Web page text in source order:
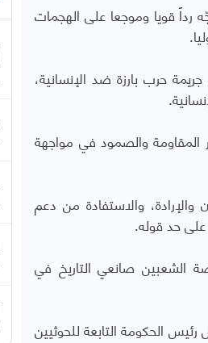
رداً قويا وموجعا على الهجمات
حرب بارزة ضد الإنسانية،
المقاومة والصمود في مواجهة
والاستفادة من دعم
على حد قوله.
الشعبين صانعي التاريخ في
الحكومة التابعة للحوثيين